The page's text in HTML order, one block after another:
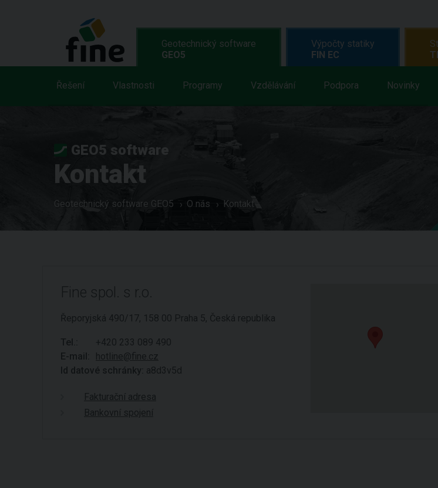
Geotechnický software
GEO5
Řešení Vlastnosti Programy Vzdělávání Podpora Novinky
Výpočty statiky
FIN EC
GEO5 software
Kontakt
Geotechnický software GEO5 O nás Kontakt
Fine spol. s r.o.
Řeporyjská 490/17, 158 00 Praha 5, Česká republika
Tel.:
+420 233 089 490
E-mail:
hotline@fine.cz
Id datové schránky: a8d3v5d
Fakturační adresa
Bankovní spojení